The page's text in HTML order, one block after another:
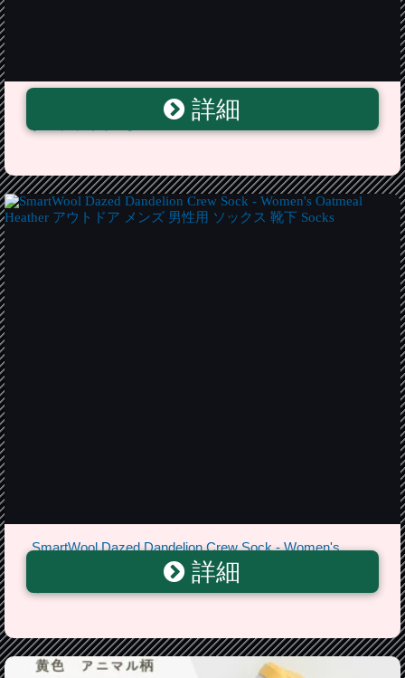
キャスター付きメッシュカウンターチェア【-Dandelion-
詳細
SmartWool Dazed Dandelion Crew Sock - Women's
Oatmeal Heather アウトドア メンズ 男性用 ソックス 靴
詳細